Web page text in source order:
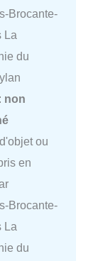
Brocante-
La
du
non
ou
en
Brocante-
La
du